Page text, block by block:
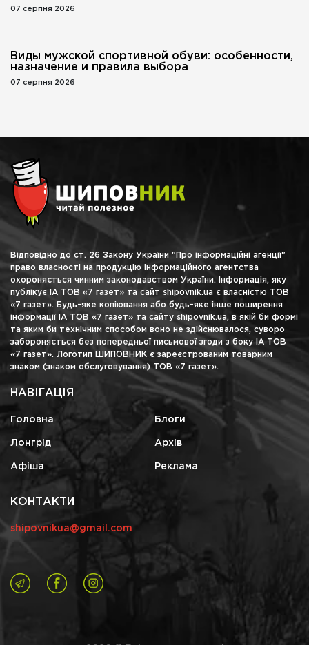
07 серпня 2026
Виды мужской спортивной обуви: особенности,
назначение и правила выбора
07 серпня 2026
Відповідно до ст. 26 Закону України "Про інформаційні агенції"
право власності на продукцію інформаційного агентства
охороняється чинним законодавством України. Інформація, яку
публікує ІА ТОВ «7 газет» та сайт shipovnik.ua є власністю ТОВ
«7 газет». Будь-яке копіювання або будь-яке інше поширення
інформації ІА ТОВ «7 газет» та сайту shipovnik.ua, в якій би формі
та яким би технічним способом воно не здійснювалося, суворо
забороняється без попередньої письмової згоди з боку ІА ТОВ
«7 газет». Логотип ШИПОВНИК є зареєстрованим товарним
знаком (знаком обслуговування) ТОВ «7 газет».
НАВІГАЦІЯ
Головна Блоги
Лонгрід Архів
Афіша Реклама
КОНТАКТИ
shipovnikua@gmail.com